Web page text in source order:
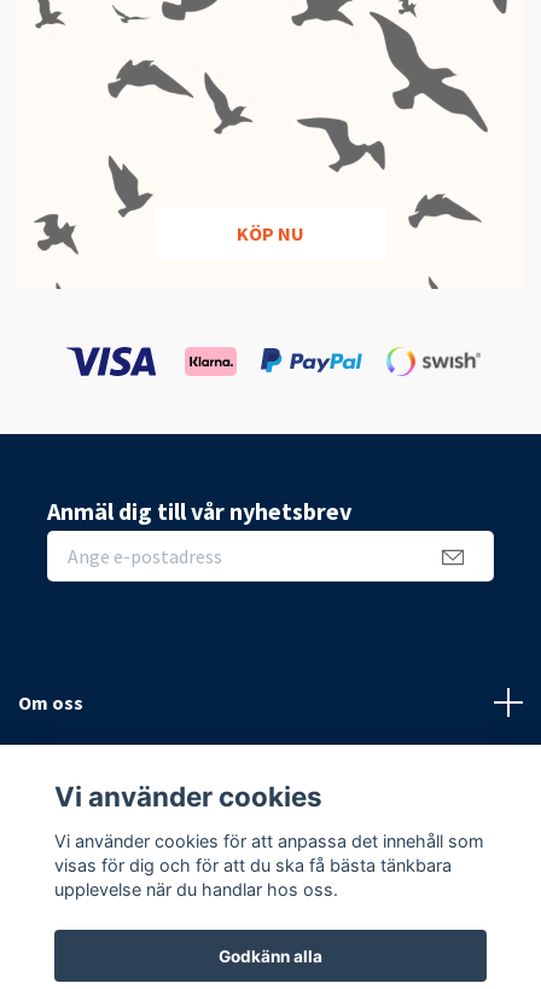
KÖP NU
Anmäl dig till vår nyhetsbrev
Om oss
Sociala medier
Vi använder cookies
Vi använder cookies för att anpassa det innehåll som
visas för dig och för att du ska få bästa tänkbara
upplevelse när du handlar hos oss.
Godkänn alla